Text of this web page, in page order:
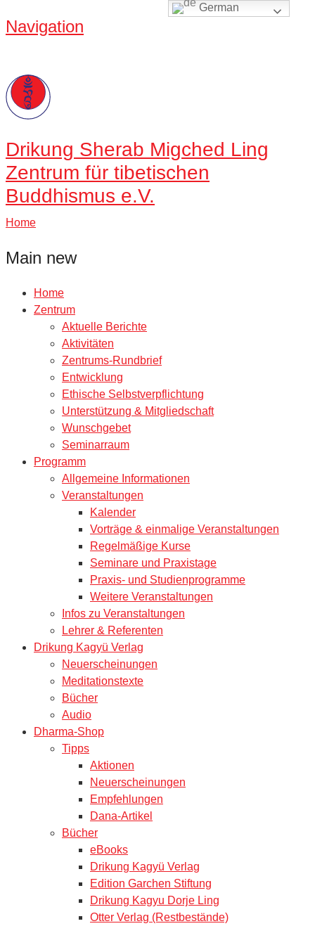
Navigation
Drikung Sherab Migched Ling
Zentrum für tibetischen
Buddhismus e.V.
Home
Main new
Home
Zentrum
Aktuelle Berichte
Aktivitäten
Zentrums-Rundbrief
Entwicklung
Ethische Selbstverpflichtung
Unterstützung & Mitgliedschaft
Wunschgebet
Seminarraum
Programm
Allgemeine Informationen
Veranstaltungen
Kalender
Vorträge & einmalige Veranstaltungen
Regelmäßige Kurse
Seminare und Praxistage
Praxis- und Studienprogramme
Weitere Veranstaltungen
Infos zu Veranstaltungen
Lehrer & Referenten
Drikung Kagyü Verlag
Neuerscheinungen
Meditationstexte
Bücher
Audio
Dharma-Shop
Tipps
Aktionen
Neuerscheinungen
Empfehlungen
Dana-Artikel
Bücher
eBooks
Drikung Kagyü Verlag
Edition Garchen Stiftung
Drikung Kagyu Dorje Ling
Otter Verlag (Restbestände)
German